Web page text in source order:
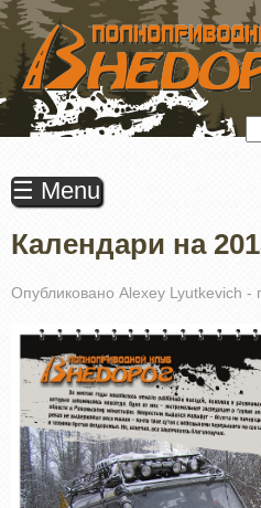
ПЕРЕЙТИ
ОСНОВНОМУ
СОДЕРЖАНИЮ
☰ Menu
Календари на
Опубликовано Alexey Lyutkevich -